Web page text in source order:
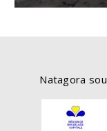
Natagora